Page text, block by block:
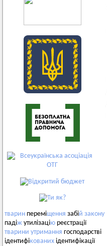
тварин переміщення забій закону
падіж утилізацію реєстрації
тварини утримання господарстві
ідентифікованих ідентифікації